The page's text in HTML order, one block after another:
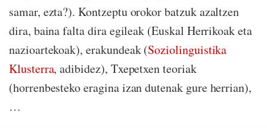
samar, ezta?). Kontzeptu orokor batzuk azaltzen
dira, baina falta dira egileak (Euskal Herrikoak eta
nazioartekoak), erakundeak (Soziolinguistika
Klusterra, adibidez), Txepetxen teoriak
(horrenbesteko eragina izan dutenak gure herrian),
…